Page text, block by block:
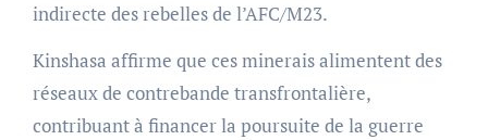
indirecte des rebelles de l’AFC/M23.
Kinshasa affirme que ces minerais alimentent des
réseaux de contrebande transfrontalière,
contribuant à financer la poursuite de la guerre